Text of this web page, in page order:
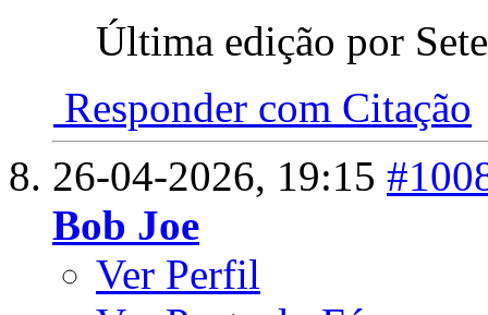
Última edição por
Responder com Citação
26-04-2026, 19:15
Bob Joe
Ver Perfil